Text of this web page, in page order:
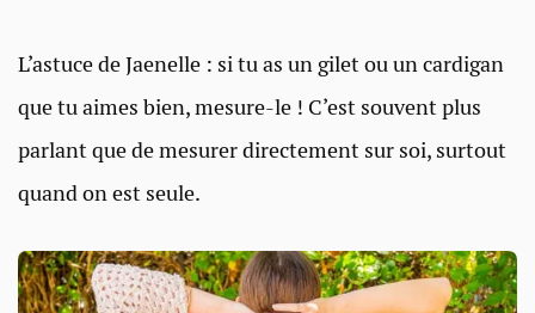
L’astuce de Jaenelle : si tu as un gilet ou un cardigan
que tu aimes bien, mesure-le ! C’est souvent plus
parlant que de mesurer directement sur soi, surtout
quand on est seule.